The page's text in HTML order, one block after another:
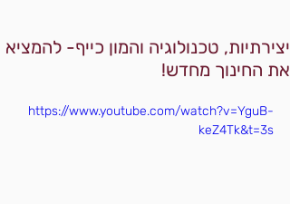
יצירתיות, טכנולוגיה והמון כייף- להמציא
את החינוך מחדש!
https://www.youtube.com/watch?v=YguB-
keZ4Tk&t=3s